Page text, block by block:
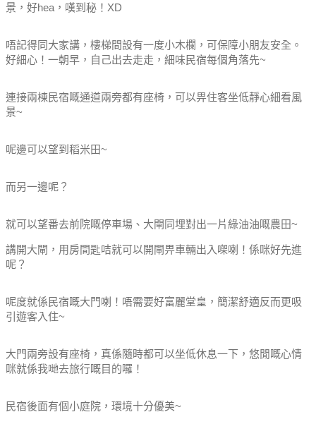
景，好hea，嘆到秘！XD
唔記得同大家講，樓梯間設有一度小木欄，可保障小朋友安全。
好細心！一朝早，自己出去走走，細味民宿每個角落先~
連接兩棟民宿嘅通道兩旁都有座椅，可以畀住客坐低靜心細看風
景~
呢邊可以望到稻米田~
而另一邊呢？
就可以望番去前院嘅停車場、大閘同埋對出一片綠油油嘅農田~
講開大閘，用房間匙咭就可以開閘畀車輛出入㗎喇！係咪好先進
呢？
呢度就係民宿嘅大門喇！唔需要好富麗堂皇，簡潔舒適反而更吸
引遊客入住~
大門兩旁設有座椅，真係隨時都可以坐低休息一下，悠閒嘅心情
咪就係我哋去旅行嘅目的囉！
民宿後面有個小庭院，環境十分優美~